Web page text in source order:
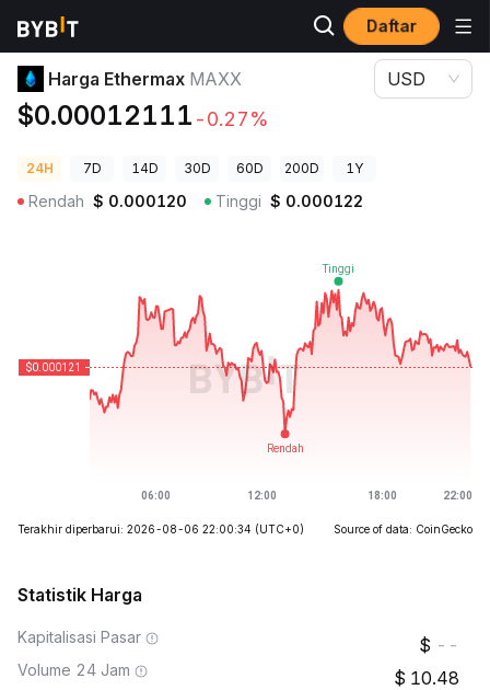
Daftar
Harga Kripto
Harga Ethermax MAXX
$0.00012111 -0.27%
USD
24H 7D 14D 30D 60D 200D 1Y
Rendah $ 0.000120 Tinggi $ 0.000122
Terakhir diperbarui: 2026-08-06 22:00:34 (UTC+0) Source of data: CoinGecko
Statistik Harga
Kapitalisasi Pasar --
Volume 24 Jam 10.48